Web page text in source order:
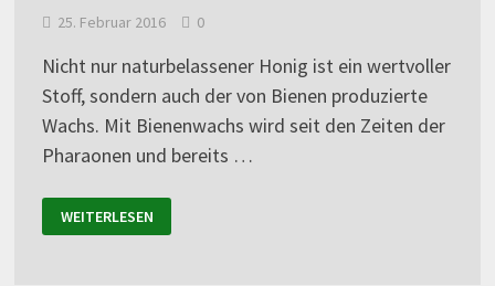
25. Februar 2016 0
Nicht nur naturbelassener Honig ist ein wertvoller
Stoff, sondern auch der von Bienen produzierte
Wachs. Mit Bienenwachs wird seit den Zeiten der
Pharaonen und bereits …
WEITERLESEN